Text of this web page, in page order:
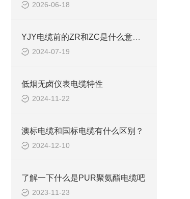
2026-06-18
YJY电缆前的ZR和ZC是什么意思？
2024-07-19
低烟无卤仪表电缆特性
2024-11-22
澳标电缆和国标电缆有什么区别？
2024-12-10
了解一下什么是PUR聚氨酯电缆吧
2023-11-23